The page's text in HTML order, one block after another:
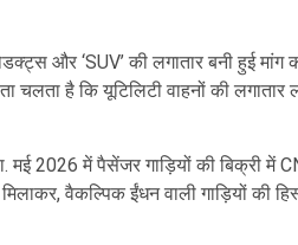
और ‘SUV’ की लगातार बनी हुई मांग
है कि यूटिलिटी वाहनों की लगातार
2026 में पैसेंजर गाड़ियों की बिक्री में
वैकल्पिक ईंधन वाली गाड़ियों की